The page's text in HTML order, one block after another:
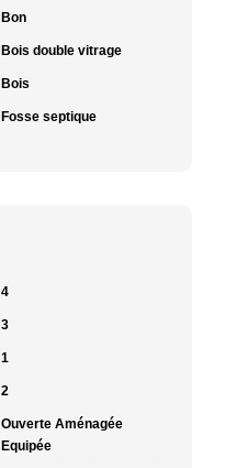
Bon
Bois double vitrage
Bois
Fosse septique
4
3
1
2
Ouverte Aménagée
Equipée